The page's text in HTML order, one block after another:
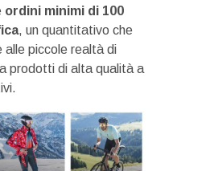
ordini minimi di 100
, un quantitativo che
alle piccole realtà di
prodotti di alta qualità a